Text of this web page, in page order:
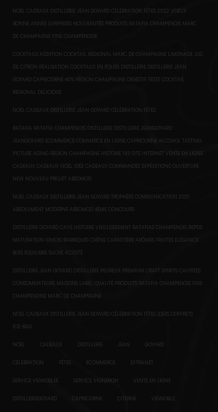
NOËL CADEAUX DISTILLERIE JEAN GOYARD CÉLÉBRATION FÊTES 2022 VOEUX
BONNE ANNÉE SURPRISES NOUVEAUTÉS PRODUITS RATAFIA CHAMPENOIS MARC
DE CHAMPAGNE FINE CHAMPENOISE
COCKTAILS ADDITION COCKTAIL RÉGIONAL MARC DE CHAMPAGNE LIMONADE JUS
DE CITRON RÉALISATION COCKTAILS EN FOLIES DISTILLERIE DISTILLERIE JEAN
GOYARD CAPRICORNE 40% RÉGION CHAMPAGNE DIGESTIF TESTE COCKTAIL
REGIONAL DELICIOUS
NOËL CADEAUX DISTILLERIE JEAN GOYARD CÉLÉBRATION FÊTES
RATAFIA RATAFIA CHAMPENOIS DISTILLERIE DISTILLERIE JEANGOYARD
JEANGOYARD ECOMMERCE COMMERCE EN LIGNE CAPRICORNE ALCOHOL TASTING
PICTURE AGING RÉGION CHAMPAGNE HISTOIRE 1911 SITE INTERNET VENTE EN LIGNE
CADEAUX CADEAUX NOËL IDÉE CADEAUX COMMANDES ÉXPÉDITIONS OUVERTURE
NEW NOUVEAU PROJET ABSOMOD
NOËL CADEAUX DISTILLERIE JEAN GOYARD TROPHÉES COMMUNICATION 2021
ABSOLUMENT MODERNE ABSOMOD 4ÈME CONCOURS
DISTILLERIE GOYARD CAVE HISTOIRE VIEILLISSEMENT RATAFIAS CHAMPENOIS REPOS
MATURATION 10MOIS BARRIQUES CHÊNE CARACTÈRE ARÔMES FRUITÉS ELÉGANCE
BOIS EQUILIBRE SUCRE ACIDITÉ
DISTILLERIE JEAN GOYARD DISTILLERIE PEUREUX PREMIUM CRAFT SPIRITS CAVISTES
CONSOMMATEURS MAISONS LABEL QUALITÉ PRODUITS RATAFIA CHAMPENOIS FINE
CHAMPENOISE MARC DE CHAMPAGNE
NOËL CADEAUX DISTILLERIE JEAN GOYARD CÉLÉBRATION FÊTES IDÉES COFFRETS
ICE-BAG
NOËL CADEAUX DISTILLERIE JEAN GOYARD
CÉLÉBRATION FÊTES ECOMMERCE EXTRANET
SERVICE VIGNOBLEE SERVICE VIGNERON VENTE EN LIGNE
DISTILLERIEGOYARD CAPRICORNE CITERNE VIGNOBLE